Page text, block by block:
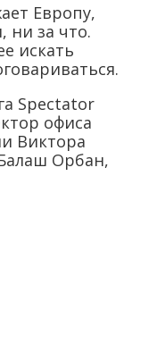
Европу,
ни за что.
искать
Spectator
офиса
Виктора
Орбан,